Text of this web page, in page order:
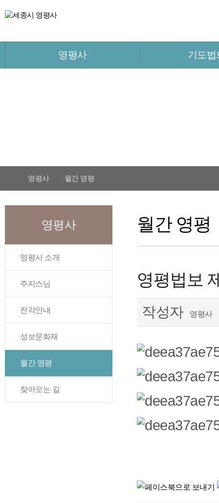
영평사 기도법
영평사 월간 영평
영평사
영평사 소개
주지스님
전각안내
성보문화재
월간 영평
찾아오는 길
월간 영평
영평법보
작성자 영평사